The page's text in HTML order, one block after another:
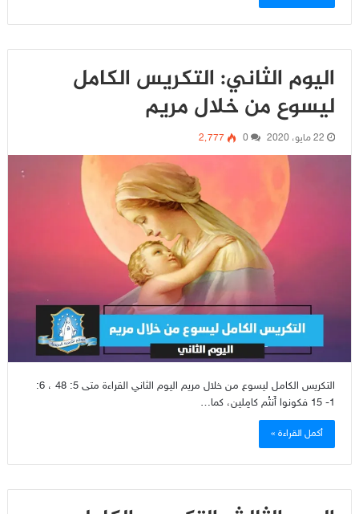
اليوم الثاني: التكريس الكامل
ليسوع من خلال مريم
22 مايو، 2020 0 2٬777
التكريس الكامل ليسوع من خلال مريم اليوم الثاني القراءة متى 5: 48 ، 6:
1- 15 فكونوا أَنتُم كامِلين، كما…
أكمل القراءة »